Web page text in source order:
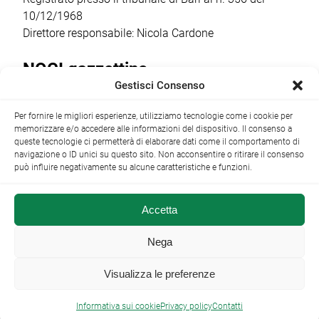
10/12/1968
Direttore responsabile: Nicola Cardone
NOCI gazzettino
+39 080 4979274|info@nocigazzettino.it Contatti|
Archivio
NOCI gazzettino.it ©2014 •
Gestisci Consenso
Per fornire le migliori esperienze, utilizziamo tecnologie come i cookie per
memorizzare e/o accedere alle informazioni del dispositivo. Il consenso a
queste tecnologie ci permetterà di elaborare dati come il comportamento di
navigazione o ID unici su questo sito. Non acconsentire o ritirare il consenso
può influire negativamente su alcune caratteristiche e funzioni.
Accetta
Nega
Visualizza le preferenze
Informativa sui cookiePrivacy policyContatti